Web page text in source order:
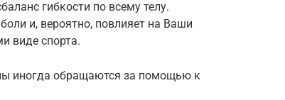
гибкости по всему телу.
и, вероятно, повлияет на Ваши
виде спорта.
иногда обращаются за помощью к